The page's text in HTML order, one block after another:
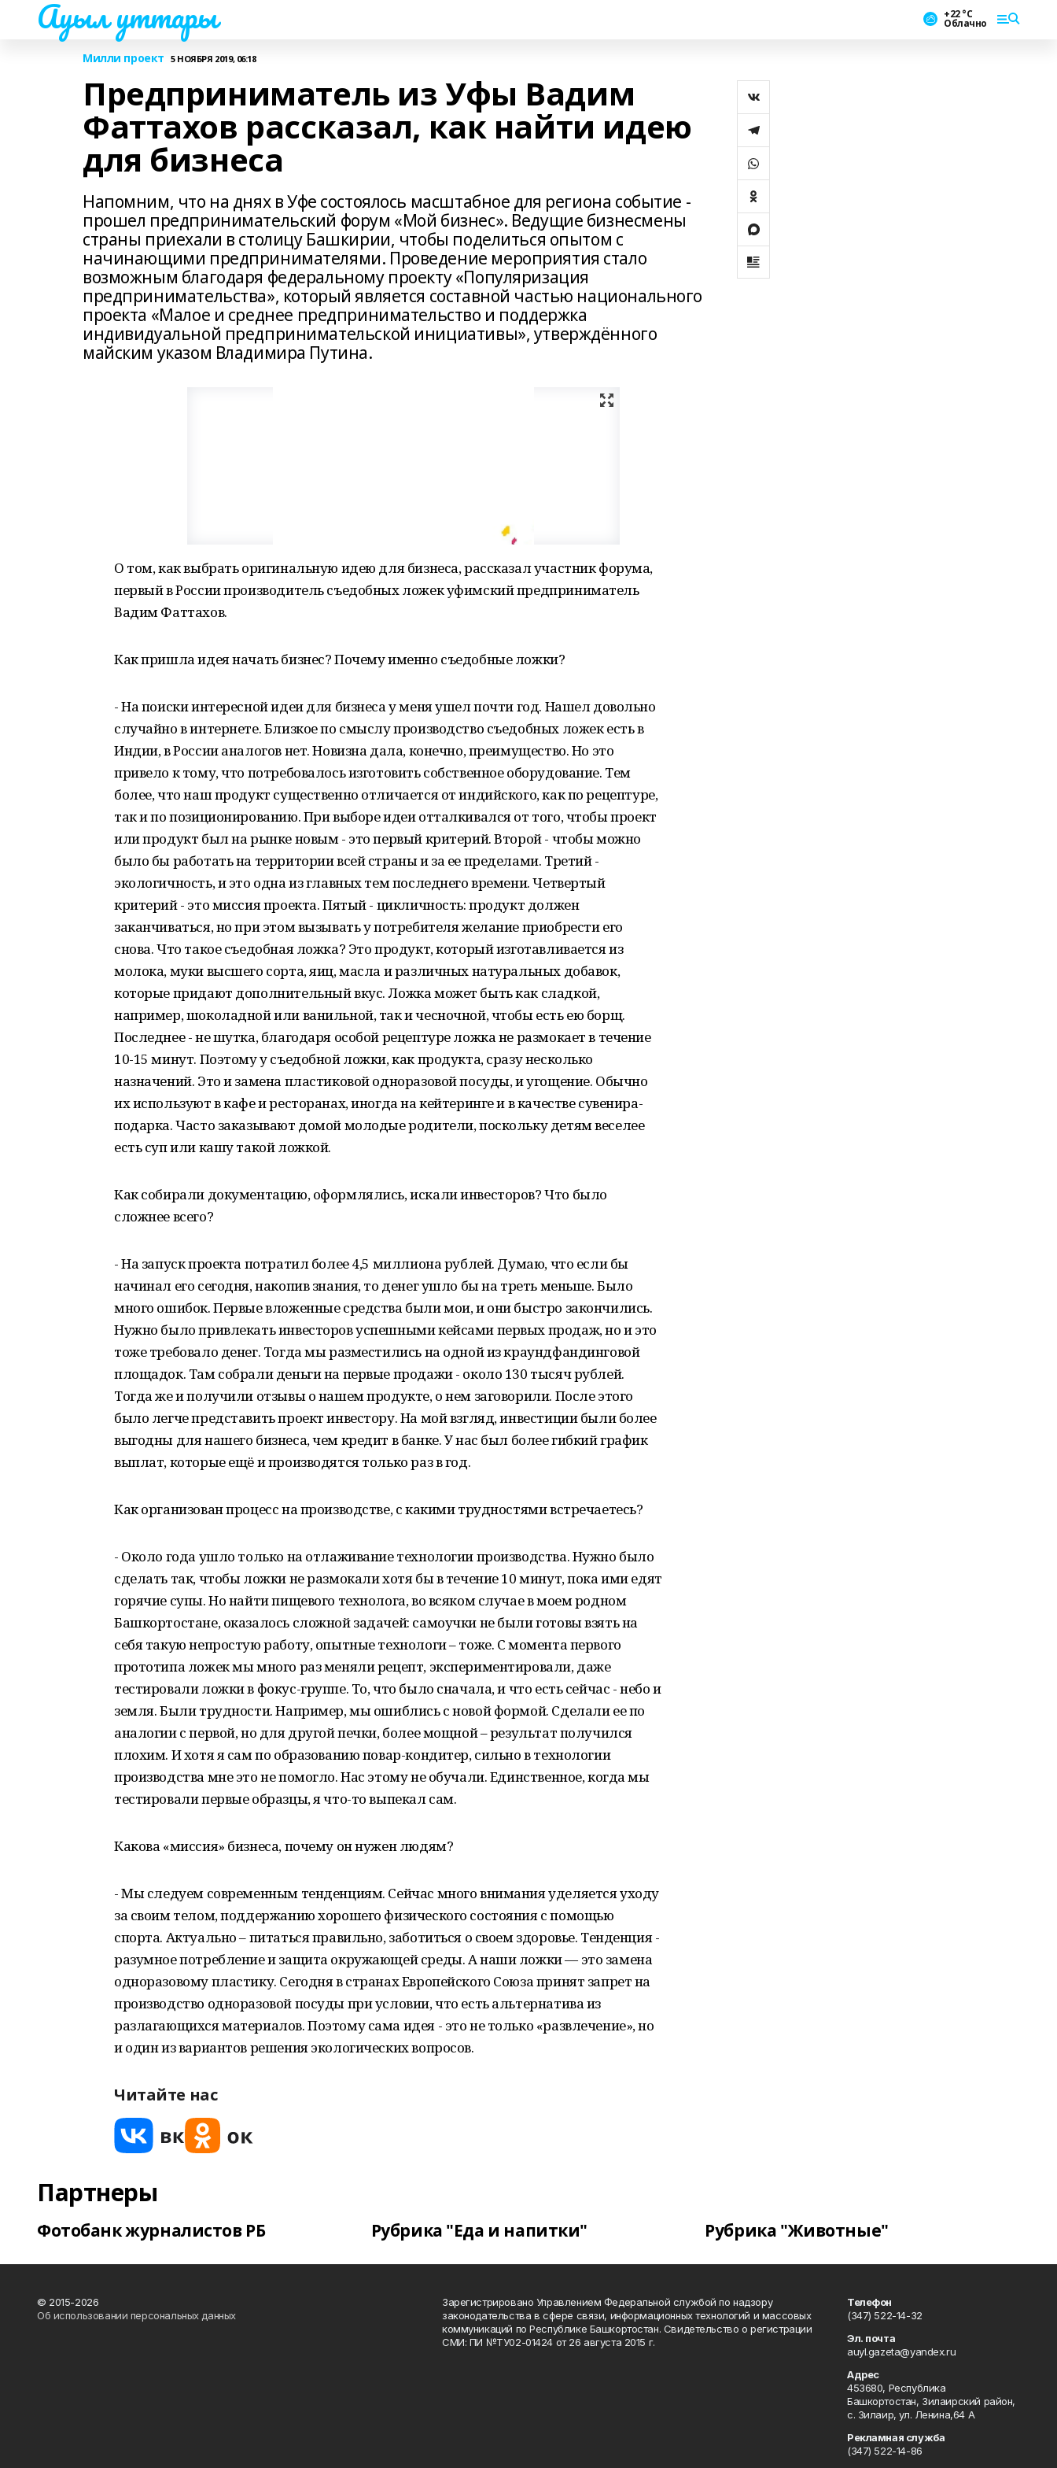
Ауыл уттары +22 °С
Облачно
Милли проект 5 НОЯБРЯ 2019, 06:18
Предприниматель из Уфы Вадим
Фаттахов рассказал, как найти идею
для бизнеса
Напомним, что на днях в Уфе состоялось масштабное для региона событие -
прошел предпринимательский форум «Мой бизнес». Ведущие бизнесмены
страны приехали в столицу Башкирии, чтобы поделиться опытом с
начинающими предпринимателями. Проведение мероприятия стало
возможным благодаря федеральному проекту «Популяризация
предпринимательства», который является составной частью национального
проекта «Малое и среднее предпринимательство и поддержка
индивидуальной предпринимательской инициативы», утверждённого
майским указом Владимира Путина.
О том, как выбрать оригинальную идею для бизнеса, рассказал участник форума,
первый в России производитель съедобных ложек уфимский предприниматель
Вадим Фаттахов.
Как пришла идея начать бизнес? Почему именно съедобные ложки?
- На поиски интересной идеи для бизнеса у меня ушел почти год. Нашел довольно
случайно в интернете. Близкое по смыслу производство съедобных ложек есть в
Индии, в России аналогов нет. Новизна дала, конечно, преимущество. Но это
привело к тому, что потребовалось изготовить собственное оборудование. Тем
более, что наш продукт существенно отличается от индийского, как по рецептуре,
так и по позиционированию. При выборе идеи отталкивался от того, чтобы проект
или продукт был на рынке новым - это первый критерий. Второй - чтобы можно
было бы работать на территории всей страны и за ее пределами. Третий -
экологичность, и это одна из главных тем последнего времени. Четвертый
критерий - это миссия проекта. Пятый - цикличность: продукт должен
заканчиваться, но при этом вызывать у потребителя желание приобрести его
снова. Что такое съедобная ложка? Это продукт, который изготавливается из
молока, муки высшего сорта, яиц, масла и различных натуральных добавок,
которые придают дополнительный вкус. Ложка может быть как сладкой,
например, шоколадной или ванильной, так и чесночной, чтобы есть ею борщ.
Последнее - не шутка, благодаря особой рецептуре ложка не размокает в течение
10-15 минут. Поэтому у съедобной ложки, как продукта, сразу несколько
назначений. Это и замена пластиковой одноразовой посуды, и угощение. Обычно
их используют в кафе и ресторанах, иногда на кейтеринге и в качестве сувенира-
подарка. Часто заказывают домой молодые родители, поскольку детям веселее
есть суп или кашу такой ложкой.
Как собирали документацию, оформлялись, искали инвесторов? Что было
сложнее всего?
- На запуск проекта потратил более 4,5 миллиона рублей. Думаю, что если бы
начинал его сегодня, накопив знания, то денег ушло бы на треть меньше. Было
много ошибок. Первые вложенные средства были мои, и они быстро закончились.
Нужно было привлекать инвесторов успешными кейсами первых продаж, но и это
тоже требовало денег. Тогда мы разместились на одной из краундфандинговой
площадок. Там собрали деньги на первые продажи - около 130 тысяч рублей.
Тогда же и получили отзывы о нашем продукте, о нем заговорили. После этого
было легче представить проект инвестору. На мой взгляд, инвестиции были более
выгодны для нашего бизнеса, чем кредит в банке. У нас был более гибкий график
выплат, которые ещё и производятся только раз в год.
Как организован процесс на производстве, с какими трудностями встречаетесь?
- Около года ушло только на отлаживание технологии производства. Нужно было
сделать так, чтобы ложки не размокали хотя бы в течение 10 минут, пока ими едят
горячие супы. Но найти пищевого технолога, во всяком случае в моем родном
Башкортостане, оказалось сложной задачей: самоучки не были готовы взять на
себя такую непростую работу, опытные технологи – тоже. С момента первого
прототипа ложек мы много раз меняли рецепт, экспериментировали, даже
тестировали ложки в фокус-группе. То, что было сначала, и что есть сейчас - небо и
земля. Были трудности. Например, мы ошиблись с новой формой. Сделали ее по
аналогии с первой, но для другой печки, более мощной – результат получился
плохим. И хотя я сам по образованию повар-кондитер, сильно в технологии
производства мне это не помогло. Нас этому не обучали. Единственное, когда мы
тестировали первые образцы, я что-то выпекал сам.
Какова «миссия» бизнеса, почему он нужен людям?
- Мы следуем современным тенденциям. Сейчас много внимания уделяется уходу
за своим телом, поддержанию хорошего физического состояния с помощью
спорта. Актуально – питаться правильно, заботиться о своем здоровье. Тенденция -
разумное потребление и защита окружающей среды. А наши ложки — это замена
одноразовому пластику. Сегодня в странах Европейского Союза принят запрет на
производство одноразовой посуды при условии, что есть альтернатива из
разлагающихся материалов. Поэтому сама идея - это не только «развлечение», но
и один из вариантов решения экологических вопросов.
Читайте нас
Партнеры
Фотобанк журналистов РБ Рубрика "Еда и напитки" Рубрика "Животные"
© 2015-2026
Об использовании персональных данных
Зарегистрировано Управлением Федеральной службой по надзору
законодательства в сфере связи, информационных технологий и массовых
коммуникаций по Республике Башкортостан. Свидетельство о регистрации
СМИ: ПИ №ТУ02-01424 от 26 августа 2015 г.
Телефон
(347) 522-14-32
Эл. почта
auyl.gazeta@yandex.ru
Адрес
453680, Республика
Башкортостан, Зилаирский район,
с. Зилаир, ул. Ленина,64 А
Рекламная служба
(347) 522-14-86